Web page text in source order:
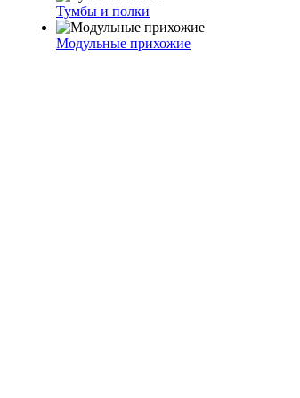
Тумбы и полки
Модульные прихожие